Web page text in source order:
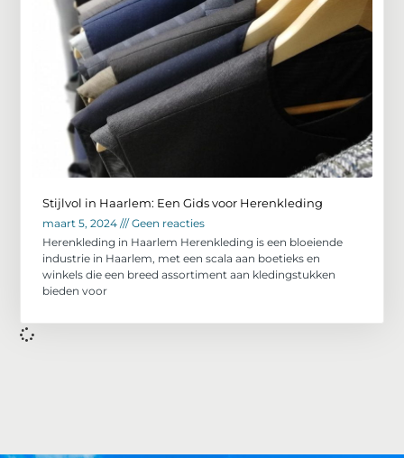
Stijlvol in Haarlem: Een Gids voor Herenkleding
maart 5, 2024
Geen reacties
Herenkleding in Haarlem Herenkleding is een bloeiende
industrie in Haarlem, met een scala aan boetieks en
winkels die een breed assortiment aan kledingstukken
bieden voor